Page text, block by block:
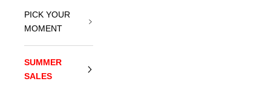
PICK YOUR
MOMENT
SUMMER
SALES